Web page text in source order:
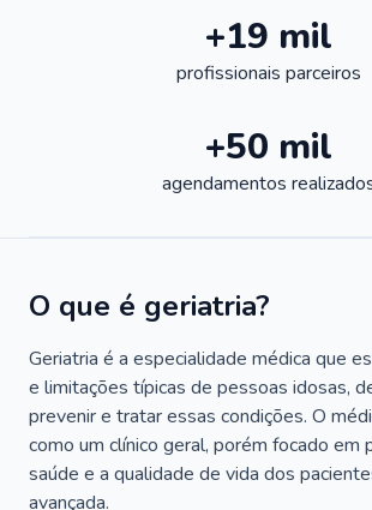
+19 mil
profissionais parceiros
+50 mil
agendamentos
O que é geriatria?
Geriatria é a especialidade médica que
e limitações típicas de pessoas idosas,
prevenir e tratar essas condições. O
como um clínico geral, porém focado em
saúde e a qualidade de vida dos
avançada.